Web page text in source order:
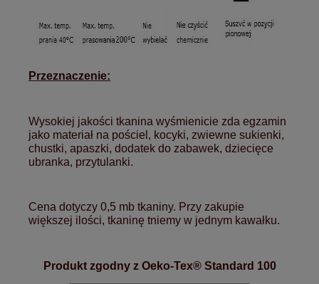
Przeznaczenie:
Wysokiej jakości tkanina wyśmienicie zda egzamin
jako materiał na pościel, kocyki, zwiewne sukienki,
chustki, apaszki, dodatek do zabawek, dziecięce
ubranka, przytulanki.
Cena dotyczy 0,5 mb tkaniny. Przy zakupie
większej ilości, tkaninę tniemy w jednym kawałku.
Produkt zgodny z Oeko-Tex® Standard 100